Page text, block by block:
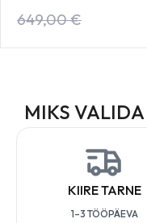
649,00€
MIKS
KIIRE TARNE
1–3 TÖÖPÄEVA